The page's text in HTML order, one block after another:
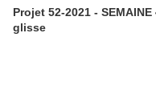
Projet 52-2021 - SEMAINE
glisse